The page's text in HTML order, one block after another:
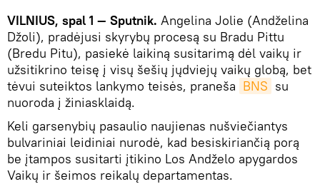
VILNIUS, spal 1 — Sputnik. Angelina Jolie (Andželina
Džoli), pradėjusi skyrybų procesą su Bradu Pittu
(Bredu Pitu), pasiekė laikiną susitarimą dėl vaikų ir
užsitikrino teisę į visų šešių jųdviejų vaikų globą, bet
tėvui suteiktos lankymo teisės, praneša BNS su
nuoroda į žiniasklaidą.
Keli garsenybių pasaulio naujienas nušviečiantys
bulvariniai leidiniai nurodė, kad besiskiriančią porą
be įtampos susitarti įtikino Los Andželo apygardos
Vaikų ir šeimos reikalų departamentas.